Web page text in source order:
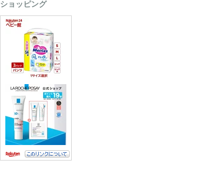
ショッピング